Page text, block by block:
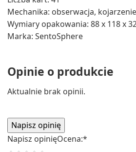
Mechanika: obserwacja,
Wymiary opakowania: 88 x 118 x
Marka: SentoSphere
Opinie o produkcie
Aktualnie brak opinii.
Napisz opinięOcena:*